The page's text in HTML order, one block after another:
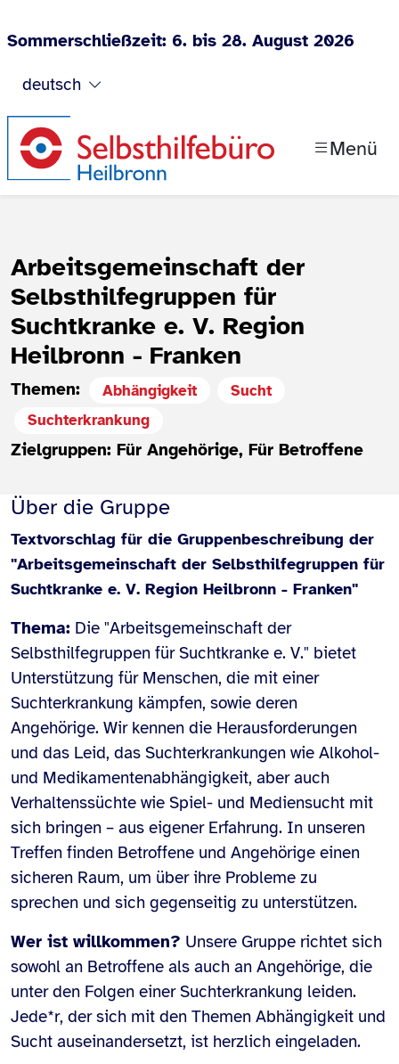
Zum Inhalt springen
Sommerschließzeit: 6. bis 28. August 2026
deutsch
Menü
Arbeitsgemeinschaft der
Selbsthilfegruppen für
Suchtkranke e. V. Region
Heilbronn - Franken
Themen: Abhängigkeit
Sucht
Suchterkrankung
Zielgruppen: Für Angehörige, Für Betroffene
Über die Gruppe
Textvorschlag für die Gruppenbeschreibung der
"Arbeitsgemeinschaft der Selbsthilfegruppen für
Suchtkranke e. V. Region Heilbronn - Franken"
Thema: Die "Arbeitsgemeinschaft der
Selbsthilfegruppen für Suchtkranke e. V." bietet
Unterstützung für Menschen, die mit einer
Suchterkrankung kämpfen, sowie deren
Angehörige. Wir kennen die Herausforderungen
und das Leid, das Suchterkrankungen wie Alkohol-
und Medikamentenabhängigkeit, aber auch
Verhaltenssüchte wie Spiel- und Mediensucht mit
sich bringen – aus eigener Erfahrung. In unseren
Treffen finden Betroffene und Angehörige einen
sicheren Raum, um über ihre Probleme zu
sprechen und sich gegenseitig zu unterstützen.
Wer ist willkommen? Unsere Gruppe richtet sich
sowohl an Betroffene als auch an Angehörige, die
unter den Folgen einer Suchterkrankung leiden.
Jede*r, der sich mit den Themen Abhängigkeit und
Sucht auseinandersetzt, ist herzlich eingeladen.